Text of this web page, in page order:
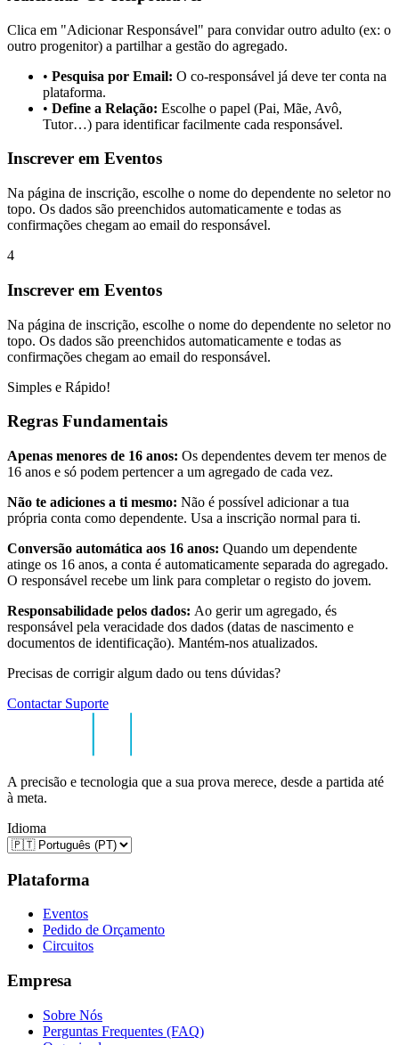
Clica em "Adicionar Responsável" para convidar outro adulto (ex: o
outro progenitor) a partilhar a gestão do agregado.
• Pesquisa por Email: O co-responsável já deve ter conta na
plataforma.
• Define a Relação: Escolhe o papel (Pai, Mãe, Avô,
Tutor…) para identificar facilmente cada responsável.
Inscrever em Eventos
Na página de inscrição, escolhe o nome do dependente no seletor no
topo. Os dados são preenchidos automaticamente e todas as
confirmações chegam ao email do responsável.
4
Inscrever em Eventos
Na página de inscrição, escolhe o nome do dependente no seletor no
topo. Os dados são preenchidos automaticamente e todas as
confirmações chegam ao email do responsável.
Simples e Rápido!
Regras Fundamentais
Apenas menores de 16 anos: Os dependentes devem ter menos de
16 anos e só podem pertencer a um agregado de cada vez.
Não te adiciones a ti mesmo: Não é possível adicionar a tua
própria conta como dependente. Usa a inscrição normal para ti.
Conversão automática aos 16 anos: Quando um dependente
atinge os 16 anos, a conta é automaticamente separada do agregado.
O responsável recebe um link para completar o registo do jovem.
Responsabilidade pelos dados: Ao gerir um agregado, és
responsável pela veracidade dos dados (datas de nascimento e
documentos de identificação). Mantém-nos atualizados.
Precisas de corrigir algum dado ou tens dúvidas?
Contactar Suporte
A precisão e tecnologia que a sua prova merece, desde a partida até
à meta.
Idioma
Plataforma
Eventos
Pedido de Orçamento
Circuitos
Empresa
Sobre Nós
Perguntas Frequentes (FAQ)